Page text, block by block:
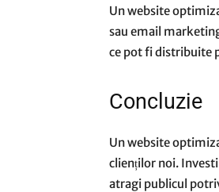
Un website
sau email
ce pot fi distribuite
Concluzie
Un website
clienților noi.
atragi publicul